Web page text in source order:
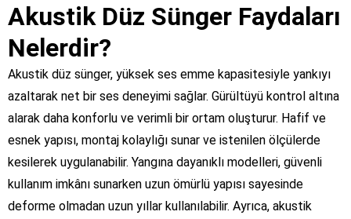
Akustik Düz Sünger Faydaları
Nelerdir?
Akustik düz sünger, yüksek ses emme kapasitesiyle yankıyı
azaltarak net bir ses deneyimi sağlar. Gürültüyü kontrol altına
alarak daha konforlu ve verimli bir ortam oluşturur. Hafif ve
esnek yapısı, montaj kolaylığı sunar ve istenilen ölçülerde
kesilerek uygulanabilir. Yangına dayanıklı modelleri, güvenli
kullanım imkânı sunarken uzun ömürlü yapısı sayesinde
deforme olmadan uzun yıllar kullanılabilir. Ayrıca, akustik